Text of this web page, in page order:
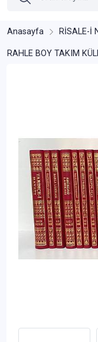
Anasayfa RİSALE-İ
RAHLE BOY TAKIM